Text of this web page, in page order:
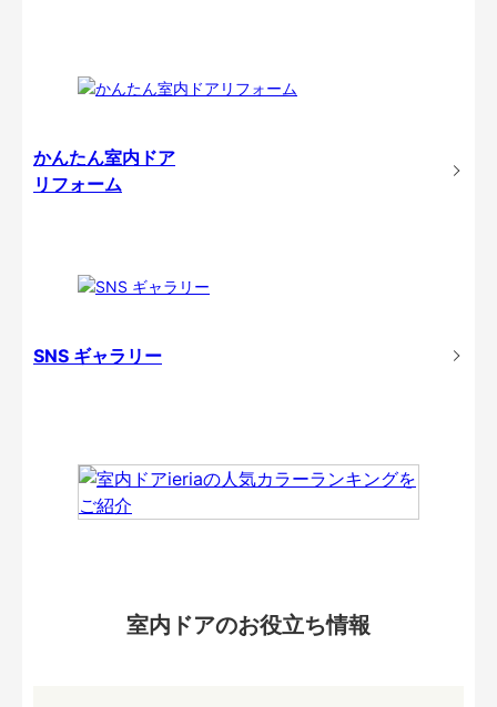
かんたん室内ドア
リフォーム
SNS ギャラリー
室内ドアのお役立ち情報